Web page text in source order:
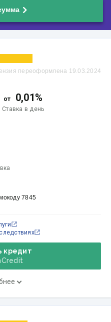
переоформлена 19.03.2024
от 0,01%
Ставка в день
кредит
7845